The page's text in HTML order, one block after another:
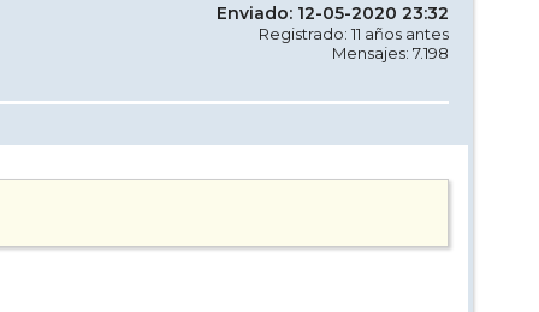
Enviado: 12-05-2020 23:32
Registrado: 11 años antes
Mensajes: 7.198